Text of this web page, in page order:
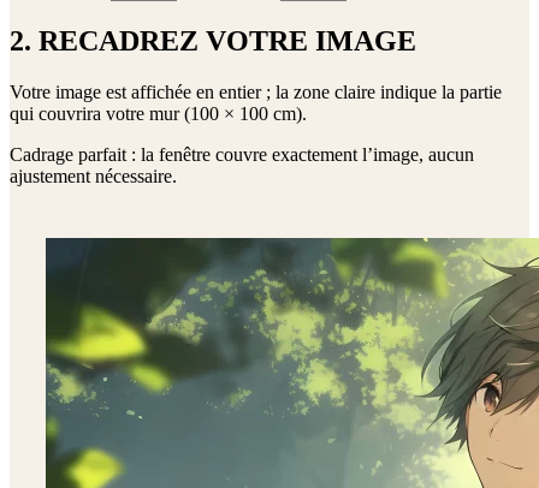
2. RECADREZ VOTRE IMAGE
Votre image est affichée en entier ; la zone claire indique la partie
qui couvrira votre mur (100 × 100 cm).
Cadrage parfait : la fenêtre couvre exactement l’image, aucun
ajustement nécessaire.